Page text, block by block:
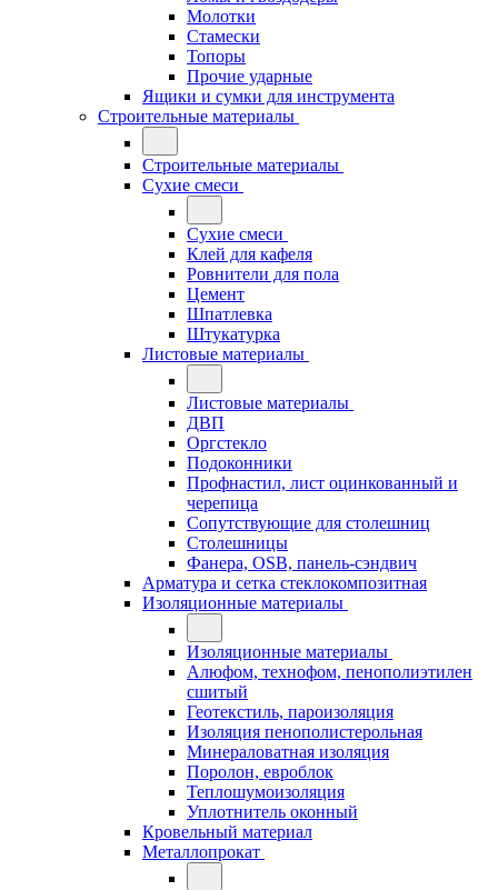
Молотки
Стамески
Топоры
Прочие ударные
Ящики и сумки для инструмента
Строительные материалы
Строительные материалы
Сухие смеси
Сухие смеси
Клей для кафеля
Ровнители для пола
Цемент
Шпатлевка
Штукатурка
Листовые материалы
Листовые материалы
ДВП
Оргстекло
Подоконники
Профнастил, лист оцинкованный и
черепица
Сопутствующие для столешниц
Столешницы
Фанера, OSB, панель-сэндвич
Арматура и сетка стеклокомпозитная
Изоляционные материалы
Изоляционные материалы
Алюфом, технофом, пенополиэтилен
сшитый
Геотекстиль, пароизоляция
Изоляция пенополистерольная
Минераловатная изоляция
Поролон, евроблок
Теплошумоизоляция
Уплотнитель оконный
Кровельный материал
Металлопрокат